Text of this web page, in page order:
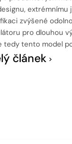
extrémnímu
zvýšené
pro dlouhou
tedy tento model
článek